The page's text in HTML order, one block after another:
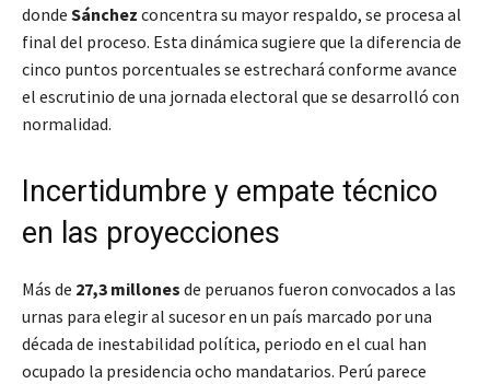
donde Sánchez concentra su mayor respaldo, se procesa al
final del proceso. Esta dinámica sugiere que la diferencia de
cinco puntos porcentuales se estrechará conforme avance
el escrutinio de una jornada electoral que se desarrolló con
normalidad.
Incertidumbre y empate técnico
en las proyecciones
Más de 27,3 millones de peruanos fueron convocados a las
urnas para elegir al sucesor en un país marcado por una
década de inestabilidad política, periodo en el cual han
ocupado la presidencia ocho mandatarios. Perú parece